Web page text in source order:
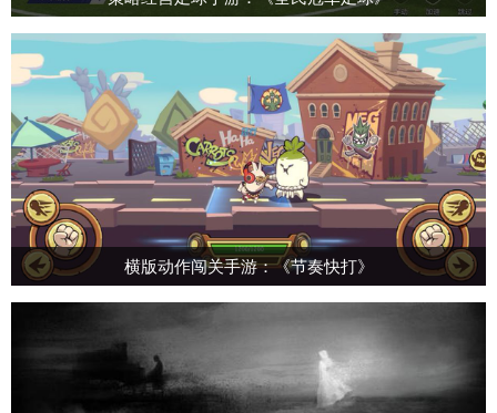
横版动作闯关手游：《节奏快打》